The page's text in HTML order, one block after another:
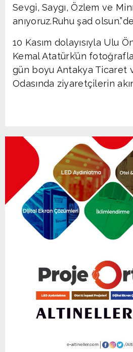
Sevgi, Saygı, Özlem ve
anıyoruz.Ruhu şad
10 Kasım dolayısıyla Ulu
Kemal Atatürk’ün
gün boyu Antakya Ticaret
Odasında ziyaretçilerin